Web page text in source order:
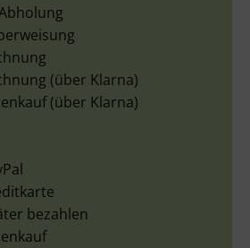
(über Klarna)
(über Klarna)
bezahlen